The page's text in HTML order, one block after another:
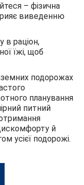
– фізична
виведенню
в раціон,
їжі, щоб
подорожах
планування
питний
й
усієї подорожі.